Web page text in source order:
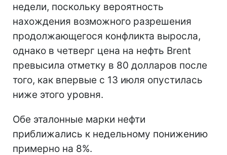
недели, поскольку вероятность
нахождения возможного разрешения
продолжающегося конфликта выросла,
однако в четверг цена на нефть Brent
превысила отметку в 80 долларов после
того, как впервые с 13 июля опустилась
ниже этого уровня.
Обе эталонные марки нефти
приближались к недельному понижению
примерно на 8%.